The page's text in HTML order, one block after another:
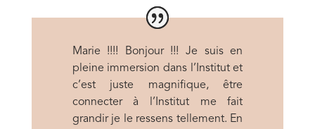
Marie !!!! Bonjour !!! Je suis en
pleine immersion dans l’Institut et
c’est juste magnifique, être
connecter à l’Institut me fait
grandir je le ressens tellement. En